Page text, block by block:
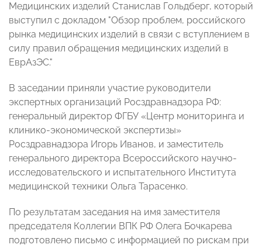
Медицинских изделий Станислав Гольдберг, который
выступил с докладом "Обзор проблем, российского
рынка медицинских изделий в связи с вступлением в
силу правил обращения медицинских изделий в
ЕврАзЭС."
В заседании приняли участие руководители
экспертных организаций Росздравнадзора РФ:
генеральный директор ФГБУ «Центр мониторинга и
клинико-экономической экспертизы»
Росздравнадзора Игорь Иванов, и заместитель
генерального директора Всероссийского научно-
исследовательского и испытательного Института
медицинской техники Ольга Тарасенко.
По результатам заседания на имя заместителя
председателя Коллегии ВПК РФ Олега Бочкарева
подготовлено письмо с информацией по рискам при